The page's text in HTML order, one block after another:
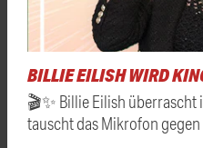
BILLIE EILISH WIRD
🎬✨ Billie Eilish überrascht
tauscht das Mikrofon